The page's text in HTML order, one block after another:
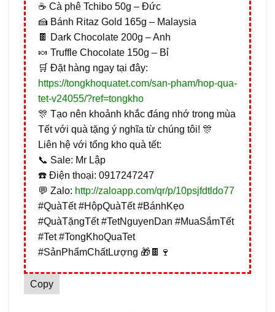
☕ Cà phê Tchibo 50g – Đức
🍰 Bánh Ritaz Gold 165g – Malaysia
🍫 Dark Chocolate 200g – Anh
🍬 Truffle Chocolate 150g – Bỉ
🛒 Đặt hàng ngay tại đây:
https://tongkhoquatet.com/san-pham/hop-qua-
tet-v24055/?ref=tongkho
🎊 Tạo nên khoảnh khắc đáng nhớ trong mùa
Tết với quà tặng ý nghĩa từ chúng tôi! 🎊
Liên hệ với tổng kho quà tết:
📞 Sale: Mr Lập
☎️ Điện thoại: 0917247247
💬 Zalo: http://zaloapp.com/qr/p/10psjfdtldo77
#QuàTết #HộpQuàTết #BánhKẹo
#QuàTặngTết #TetNguyenDan #MuaSắmTết
#Tet #TongKhoQuaTet
#SảnPhẩmChấtLượng 🎁🍫🍷
Copy